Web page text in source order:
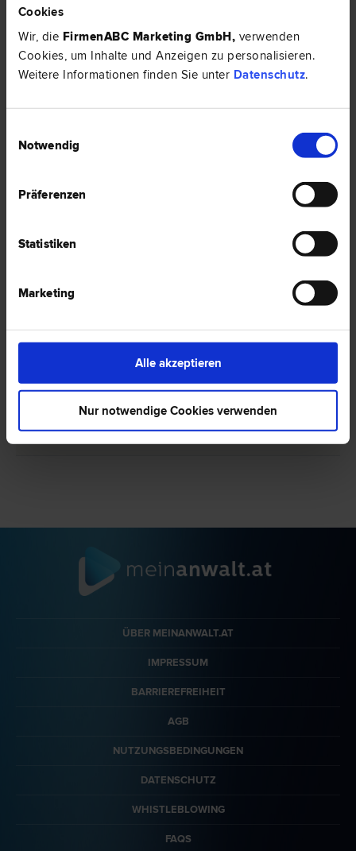
Cookies
Wir, die FirmenABC Marketing GmbH, verwenden
Cookies, um Inhalte und Anzeigen zu personalisieren.
Weitere Informationen finden Sie unter Datenschutz.
Notwendig
Präferenzen
Statistiken
Marketing
Alle akzeptieren
Nur notwendige Cookies verwenden
Dr. Thomas C. MAIR
Wirtschafts­recht | Urheber­recht | Arbeits­recht | Schadenersatz-
0 Bewertungen
ÜBER MEINANWALT.AT
IMPRESSUM
BARRIEREFREIHEIT
AGB
NUTZUNGSBEDINGUNGEN
DATENSCHUTZ
WHISTLEBLOWING
FAQS